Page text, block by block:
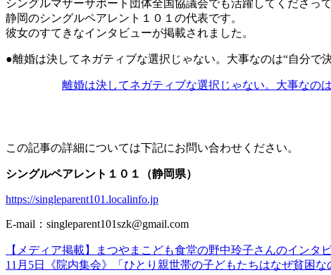
シングルマザーサポート団体全国協議会でも活躍してくださっ
静岡のシングルペアレント１０１の代表です。
彼女のすてきなインタビューが掲載されました。
●離婚は決してネガティブな選択じゃない。大事なのは“自分
離婚は決してネガティブな選択じゃない。大事なの
この記事の詳細については下記にお問い合わせください。
シングルペアレント１０１（静岡県）
https://singleparent101.localinfo.jp
E-mail：singleparent101szk@gmail.com
投
【メディア掲載】まつやまこども食堂の野中玲子さんのインタ
11月5日《院内集会》「ひとり親世帯の子どもたちはなぜ貧困